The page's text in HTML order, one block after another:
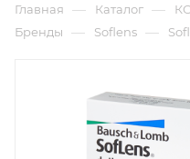
Главная — Каталог —
Бренды — Soflens —